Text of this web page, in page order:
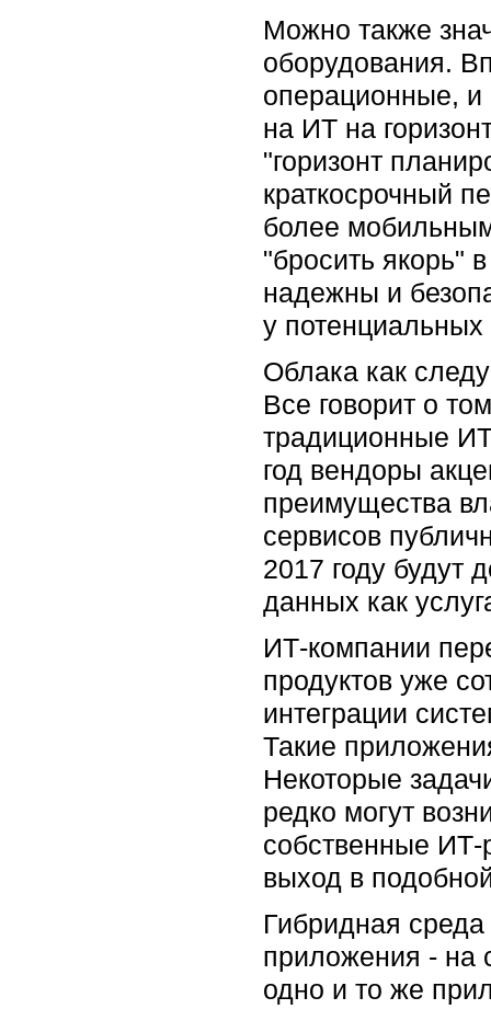
Можно также
оборудования.
операционные, и
на ИТ на
"горизонт
краткосрочный
более
"бросить якорь"
надежны и
у потенциальных
Облака как
Все говорит о
традиционные
год вендоры
преимущества
сервисов
2017 году будут
данных как
ИТ-компании
продуктов уже
интеграции
Такие
Некоторые
редко могут
собственные
выход в
Гибридная
приложения - на
одно и то же